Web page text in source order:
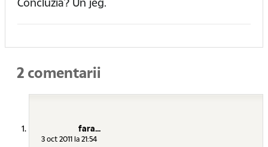
2 comentarii
fara...
3 oct 2011 la 21:54